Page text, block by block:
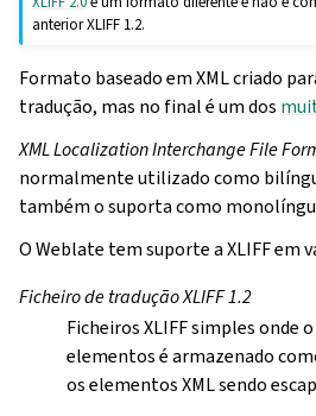
anterior XLIFF 1.2.
Formato baseado em XML criado
tradução, mas no final é um dos
XML Localization Interchange File
normalmente utilizado como
também o suporta como
O Weblate tem suporte a XLIFF em
Ficheiro de tradução XLIFF 1.2
Ficheiros XLIFF simples onde
elementos é armazenado
os elementos XML sendo